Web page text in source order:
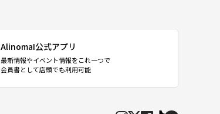
AlinomaI公式アプリ
最新情報やイベント情報をこれ一つで
会員書として店頭でも利用可能